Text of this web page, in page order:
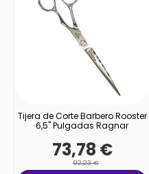
Tijera de Corte Barbero Rooster
6,5'' Pulgadas Ragnar
73,78 €
92,23 €